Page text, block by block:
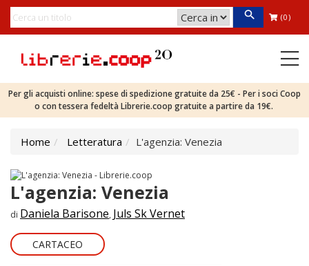
(0)
Per gli acquisti online: spese di spedizione gratuite da 25€ - Per i soci Coop
o con tessera fedeltà Librerie.coop gratuite a partire da 19€.
Home Letteratura L'agenzia: Venezia
L'agenzia: Venezia
di Daniela Barisone, Juls Sk Vernet
CARTACEO